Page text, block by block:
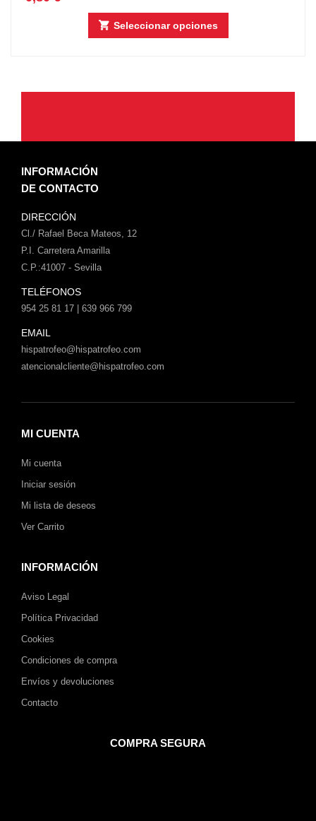
Seleccionar opciones
INFORMACIÓN
DE CONTACTO
DIRECCIÓN
Cl./ Rafael Beca Mateos, 12
P.I. Carretera Amarilla
C.P.:41007 - Sevilla
TELÉFONOS
954 25 81 17 | 639 966 799
EMAIL
hispatrofeo@hispatrofeo.com
atencionalcliente@hispatrofeo.com
MI CUENTA
Mi cuenta
Iniciar sesión
Mi lista de deseos
Ver Carrito
INFORMACIÓN
Aviso Legal
Política Privacidad
Cookies
Condiciones de compra
Envíos y devoluciones
Contacto
COMPRA SEGURA